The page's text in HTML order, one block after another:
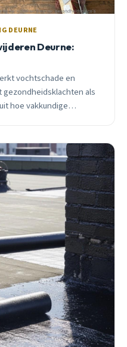
DEURNE
Deurne:
vochtschade en
als
hoe vakkundige